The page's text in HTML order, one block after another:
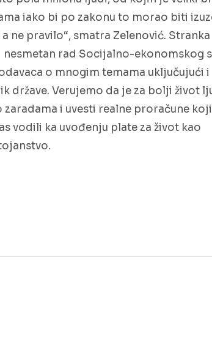
iako bi po zakonu to morao biti
ne pravilo“, smatra Zelenović. Stranka
rad Socijalno-ekonomskog
o mnogim temama uključujući i
države. Verujemo da je za bolji život
i uvesti realne proračune koji
vodili ka uvođenju plate za život kao